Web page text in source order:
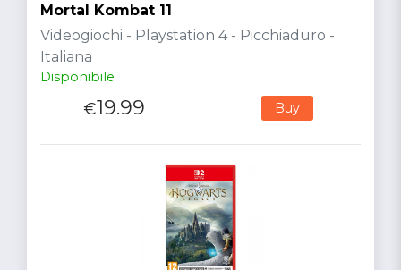
Mortal Kombat 11
Videogiochi - Playstation 4 - Picchiaduro -
Italiana
Disponibile
€19.99 Buy